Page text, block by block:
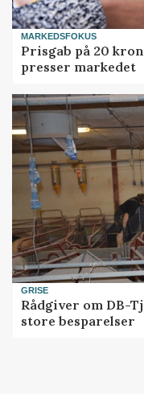
MARKEDSFOKUS
Prisgab på 20
presser markedet
GRISE
Rådgiver om DB-
store besparelser